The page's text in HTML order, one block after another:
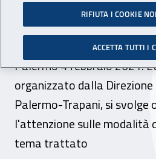
2020/2021”
Palermo 4 febbraio 2021.
organizzato dalla
Palermo-Trapani, si svolge
l'attenzione sulle modalità
tema trattato
RIFIUTA I COOKIE
ACCETTA TUTTI I